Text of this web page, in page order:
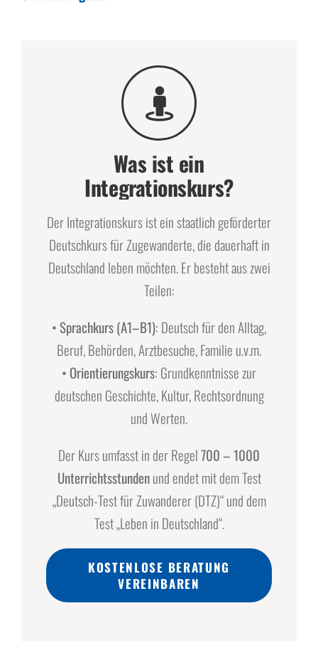
Was ist ein
Integrationskurs?
Der Integrationskurs ist ein staatlich geförderter
Deutschkurs für Zugewanderte, die dauerhaft in
Deutschland leben möchten. Er besteht aus zwei
Teilen:
• Sprachkurs (A1–B1): Deutsch für den Alltag,
Beruf, Behörden, Arztbesuche, Familie u.v.m.
• Orientierungskurs: Grundkenntnisse zur
deutschen Geschichte, Kultur, Rechtsordnung
und Werten.
Der Kurs umfasst in der Regel700 – 1000
Unterrichtsstundenund endet mit dem Test
„Deutsch-Test für Zuwanderer (DTZ)“ und dem
Test „Leben in Deutschland“.
KOSTENLOSE BERATUNG
VEREINBAREN